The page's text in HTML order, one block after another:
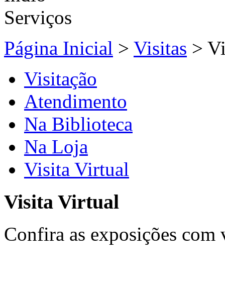
Página Inicial > Visitas >
Visitação
Atendimento
Na Biblioteca
Na Loja
Visita Virtual
Visita Virtual
Confira as exposições